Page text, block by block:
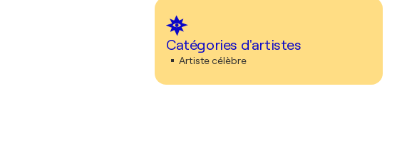
Catégories d'artistes
Artiste célèbre